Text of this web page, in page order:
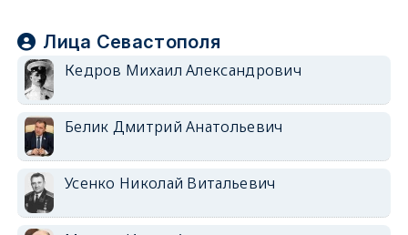
Лица Севастополя
Кедров Михаил Александрович
Белик Дмитрий Анатольевич
Усенко Николай Витальевич